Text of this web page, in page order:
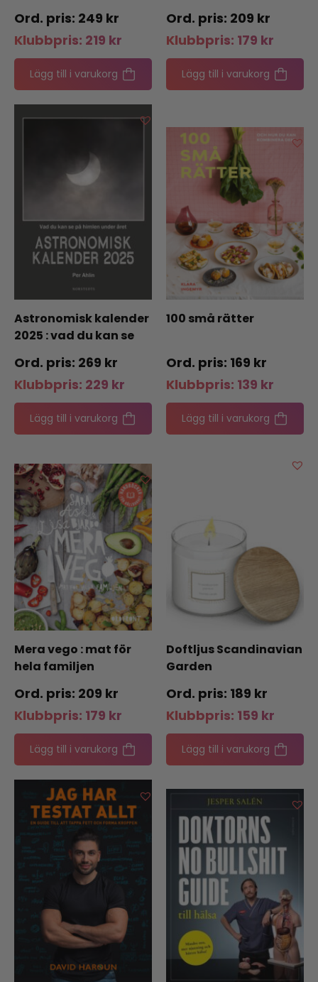
249 kr
Klubbpris: 219 kr
Lägg till i varukorg
209 kr
Klubbpris: 179 kr
Lägg till i varukorg
Astronomisk kalender
2025 : vad du kan se
269 kr
Klubbpris: 229 kr
Lägg till i varukorg
100 små rätter
169 kr
Klubbpris: 139 kr
Lägg till i varukorg
Mera vego : mat för
hela familjen
209 kr
Klubbpris: 179 kr
Lägg till i varukorg
Doftljus Scandinavian
Garden
189 kr
Klubbpris: 159 kr
Lägg till i varukorg